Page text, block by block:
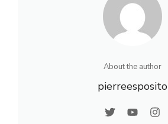
About the author
pierreesposito